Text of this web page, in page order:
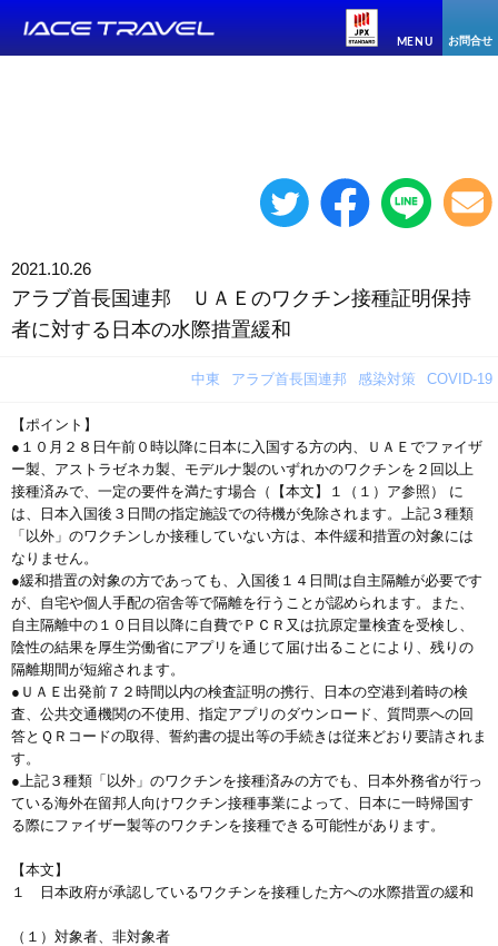
MENU お問合せ
2021.10.26
アラブ首長国連邦 ＵＡＥのワクチン接種証明保持
者に対する日本の水際措置緩和
中東 アラブ首長国連邦 感染対策 COVID-19
【ポイント】
●１０月２８日午前０時以降に日本に入国する方の内、ＵＡＥでファイザ
ー製、アストラゼネカ製、モデルナ製のいずれかのワクチンを２回以上
接種済みで、一定の要件を満たす場合（【本文】１（１）ア参照） に
は、日本入国後３日間の指定施設での待機が免除されます。上記３種類
「以外」のワクチンしか接種していない方は、本件緩和措置の対象には
なりません。
●緩和措置の対象の方であっても、入国後１４日間は自主隔離が必要です
が、自宅や個人手配の宿舎等で隔離を行うことが認められます。また、
自主隔離中の１０日目以降に自費でＰＣＲ又は抗原定量検査を受検し、
陰性の結果を厚生労働省にアプリを通じて届け出ることにより、残りの
隔離期間が短縮されます。
●ＵＡＥ出発前７２時間以内の検査証明の携行、日本の空港到着時の検
査、公共交通機関の不使用、指定アプリのダウンロード、質問票への回
答とＱＲコードの取得、誓約書の提出等の手続きは従来どおり要請されま
す。
●上記３種類「以外」のワクチンを接種済みの方でも、日本外務省が行っ
ている海外在留邦人向けワクチン接種事業によって、日本に一時帰国す
る際にファイザー製等のワクチンを接種できる可能性があります。
【本文】
１ 日本政府が承認しているワクチンを接種した方への水際措置の緩和
（１）対象者、非対象者